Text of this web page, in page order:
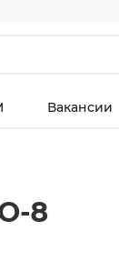
Вакансии
8